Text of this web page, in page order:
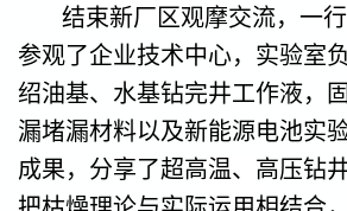
结束新厂区观摩交流，一行
参观了企业技术中心，实验室
绍油基、水基钻完井工作液，
漏堵漏材料以及新能源电池实
成果，分享了超高温、高压钻